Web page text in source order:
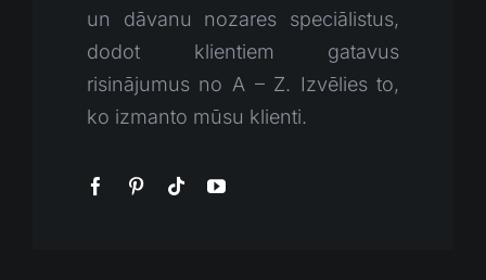
un dāvanu nozares speciālistus,
dodot klientiem gatavus
risinājumus no A – Z. Izvēlies to,
ko izmanto mūsu klienti.